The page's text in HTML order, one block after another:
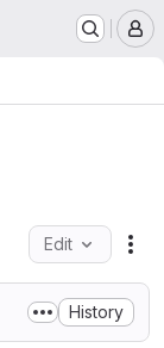
Edit
History